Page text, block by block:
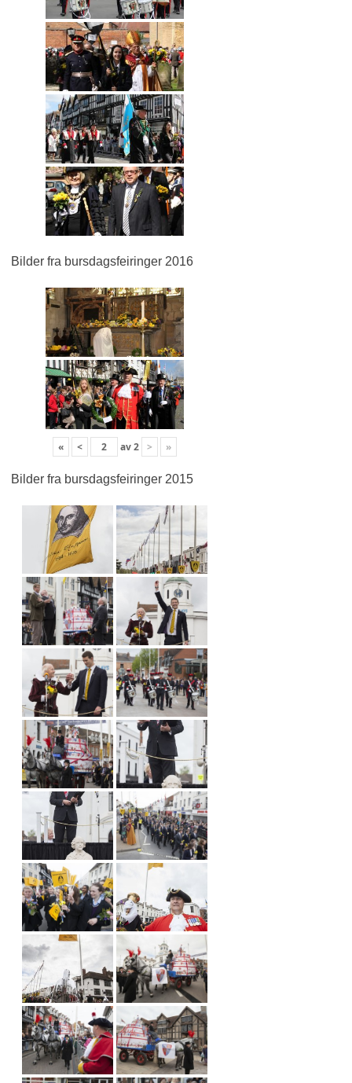
Bilder fra bursdagsfeiringer 2016
« < av2 > »
Bilder fra bursdagsfeiringer 2015